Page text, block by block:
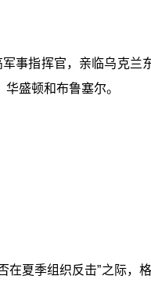
事指挥官，亲临乌克兰
盛顿和布鲁塞尔。
夏季组织反击”之际